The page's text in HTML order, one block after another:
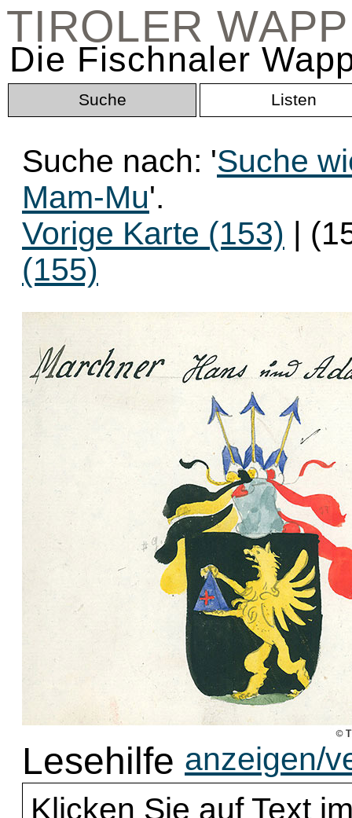
TIROLER
Die Fischnaler
Suche Listen
Suche nach: 'Suche
Mam-Mu'.
Vorige Karte (153) |
(155)
Lesehilfe anzeigen/
Klicken Sie auf Text